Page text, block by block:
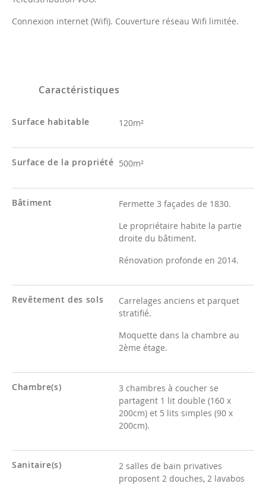
Connexion internet (Wifi). Couverture réseau Wifi limitée.
Caractéristiques
Surface habitable 120m²
Surface de la propriété 500m²
Bâtiment
Fermette 3 façades de 1830.
Le propriétaire habite la partie
droite du bâtiment.
Rénovation profonde en 2014.
Revêtement des sols
Carrelages anciens et parquet
stratifié.
Moquette dans la chambre au
2ème étage.
Chambre(s)
3 chambres à coucher se
partagent 1 lit double (160 x
200cm) et 5 lits simples (90 x
200cm).
Sanitaire(s)
2 salles de bain privatives
proposent 2 douches, 2 lavabos